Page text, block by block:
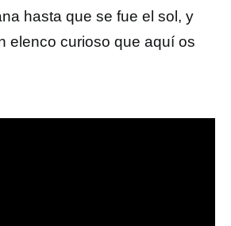
hasta que se fue el sol, y
elenco curioso que aquí os